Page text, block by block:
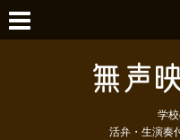
学
活弁・生演奏